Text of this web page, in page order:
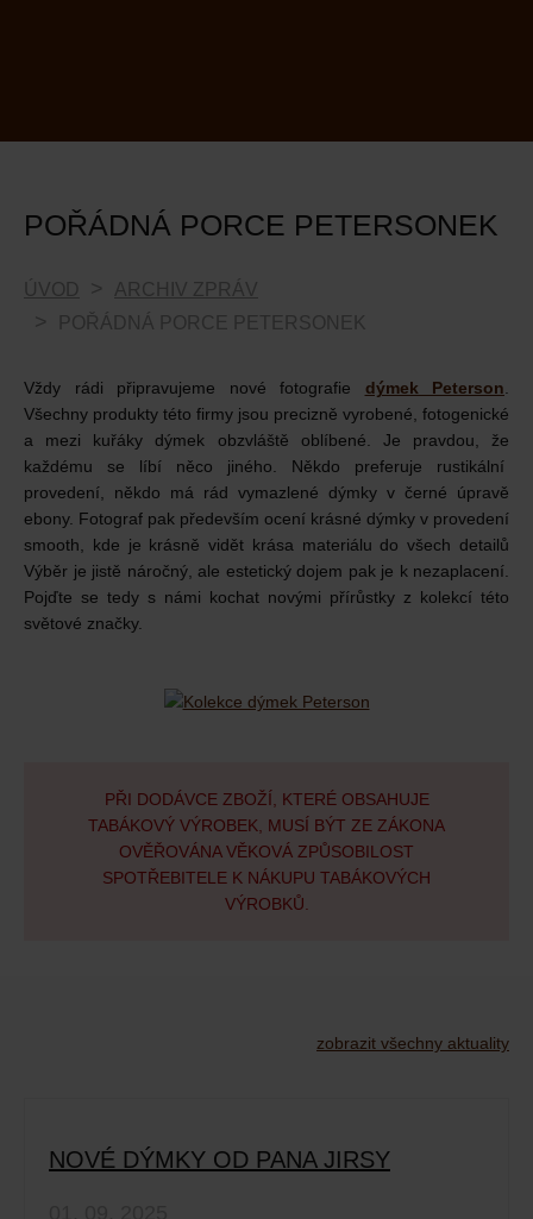
POŘÁDNÁ PORCE PETERSONEK
ÚVOD
ARCHIV ZPRÁV
POŘÁDNÁ PORCE PETERSONEK
Vždy rádi připravujeme nové fotografie dýmek Peterson
Všechny produkty této firmy jsou precizně vyrobené, fotogenické
a mezi kuřáky dýmek obzvláště oblíbené. Je pravdou, že
každému se líbí něco jiného. Někdo preferuje rustikální
provedení, někdo má rád vymazlené dýmky v černé úpravě
ebony. Fotograf pak především ocení krásné dýmky v provedení
smooth, kde je krásně vidět krása materiálu do všech detailů
Výběr je jistě náročný, ale estetický dojem pak je k nezaplacení.
Pojďte se tedy s námi kochat novými přírůstky z kolekcí této
světové značky.
PŘI DODÁVCE ZBOŽÍ, KTERÉ OBSAHUJE
TABÁKOVÝ VÝROBEK, MUSÍ BÝT ZE ZÁKONA
OVĚŘOVÁNA VĚKOVÁ ZPŮSOBILOST
SPOTŘEBITELE K NÁKUPU TABÁKOVÝCH
VÝROBKŮ.
zobrazit všechny aktuality
NOVÉ DÝMKY OD PANA JIRSY